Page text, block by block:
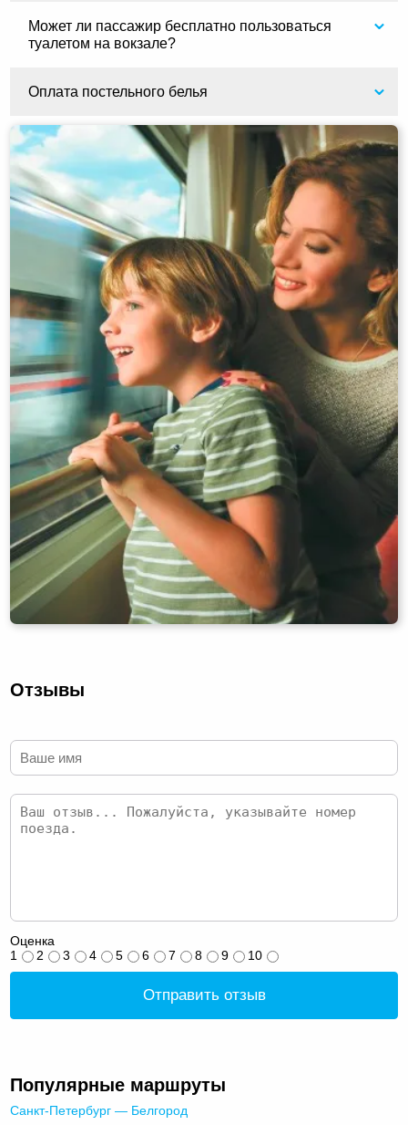
Может ли пассажир бесплатно пользоваться
туалетом на вокзале?
Оплата постельного белья
Отзывы
Оценка
1
2 3 4 5 6 7 8 9 10
Отправить отзыв
Популярные маршруты
Санкт-Петербург — Белгород